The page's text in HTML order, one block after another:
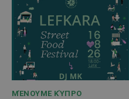
ΜΈΝΟΥΜΕ ΚΎΠΡΟ